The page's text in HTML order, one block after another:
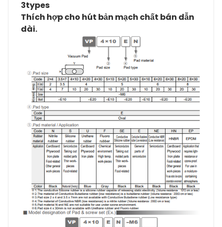
3types
Thích hợp cho hút bản mạch chất bán dẫn
dài.